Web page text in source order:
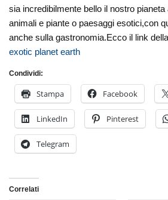
sia incredibilmente bello il nostro
animali e piante o paesaggi esotici,con
anche sulla gastronomia.Ecco il link
exotic planet earth
Condividi:
Stampa Facebook
LinkedIn Pinterest
Telegram
Correlati